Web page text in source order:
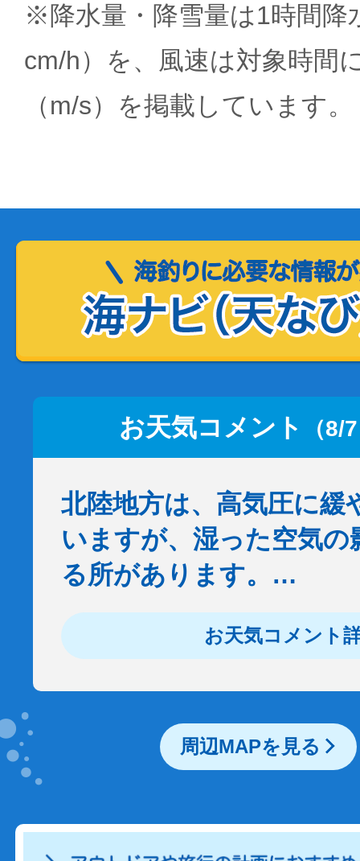
※降水量・降雪量は1時間降
cm/h）を、風速は対象時間
（m/s）を掲載しています。
お天気コメント （8/
北陸地方は、高気圧に緩
いますが、湿った空気の
る所があります。…
お天気コメント
周辺MAPを見る